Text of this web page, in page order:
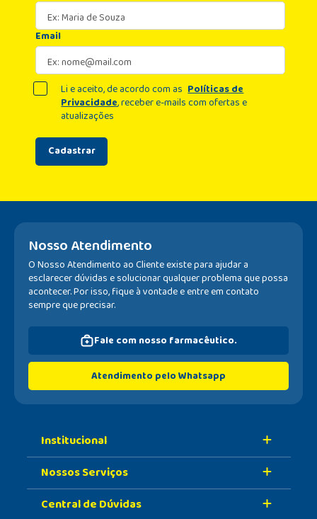
Email
Cadastrar
Li e aceito, de acordo com as Políticas de
Privacidade, receber e-mails com ofertas e
atualizações
Nosso Atendimento
O Nosso Atendimento ao Cliente existe para ajudar a
esclarecer dúvidas e solucionar qualquer problema que possa
acontecer. Por isso, fique à vontade e entre em contato
sempre que precisar.
Fale com nosso farmacêutico.
Atendimento pelo Whatsapp
Institucional
Sobre A Nossa Drogaria
Nossa História
Nossos Serviços
Retire Na Loja
Central de Dúvidas